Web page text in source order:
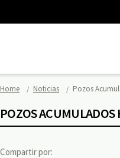
Home Noticias Pozos
POZOS ACUMULADOS
Compartir por: